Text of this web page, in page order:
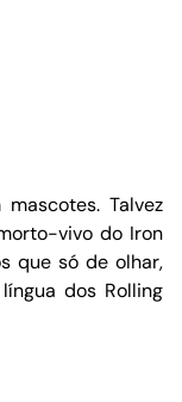
Talvez
vivo do Iron
que só de olhar,
dos Rolling